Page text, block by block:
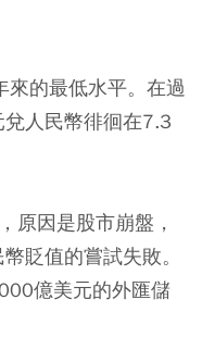
的最低水平。在過
人民幣徘徊在7.3
原因是股市崩盤，
貶值的嘗試失敗。
億美元的外匯儲